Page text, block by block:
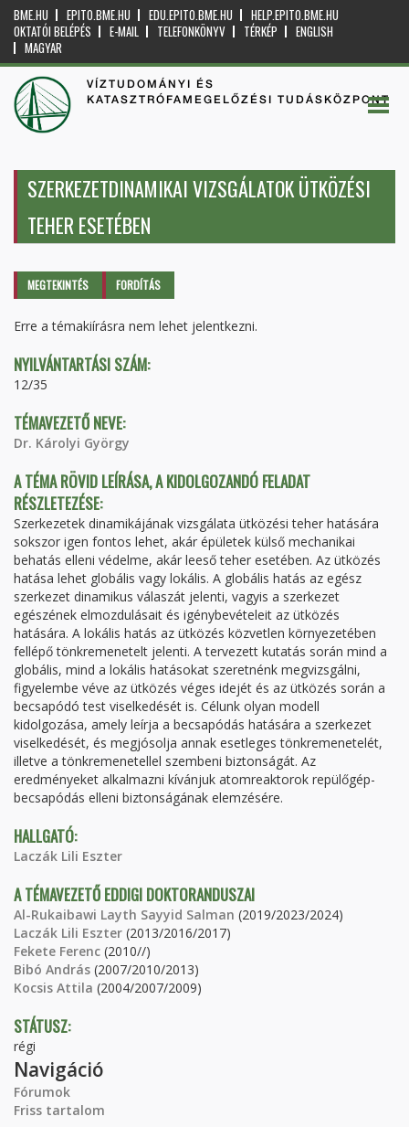
BME.HU EPITO.BME.HU EDU.EPITO.BME.HU
HELP.EPITO.BME.HU
OKTATÓI BELÉPÉS
E-MAIL TELEFONKÖNYV TÉRKÉP
ENGLISH
MAGYAR
VÍZTUDOMÁNYI ÉS
KATASZTRÓFAMEGELŐZÉSI TUDÁSKÖZPONT
SZERKEZETDINAMIKAI VIZSGÁLATOK ÜTKÖZÉSI
TEHER ESETÉBEN
Elsődleges fülek
MEGTEKINTÉS (AKTÍVFORDÍTÁS
Erre a témakiírásra nem lehet jelentkezni.
NYILVÁNTARTÁSI SZÁM:
12/35
TÉMAVEZETŐ NEVE:
Dr. Károlyi György
A TÉMA RÖVID LEÍRÁSA, A KIDOLGOZANDÓ FELADAT
RÉSZLETEZÉSE:
Szerkezetek dinamikájának vizsgálata ütközési teher hatására
sokszor igen fontos lehet, akár épületek külső mechanikai
behatás elleni védelme, akár leeső teher esetében. Az ütközés
hatása lehet globális vagy lokális. A globális hatás az egész
szerkezet dinamikus válaszát jelenti, vagyis a szerkezet
egészének elmozdulásait és igénybevételeit az ütközés
hatására. A lokális hatás az ütközés közvetlen környezetében
fellépő tönkremenetelt jelenti. A tervezett kutatás során mind a
globális, mind a lokális hatásokat szeretnénk megvizsgálni,
figyelembe véve az ütközés véges idejét és az ütközés során a
becsapódó test viselkedését is. Célunk olyan modell
kidolgozása, amely leírja a becsapódás hatására a szerkezet
viselkedését, és megjósolja annak esetleges tönkremenetelét,
illetve a tönkremenetellel szembeni biztonságát. Az
eredményeket alkalmazni kívánjuk atomreaktorok repülőgép-
becsapódás elleni biztonságának elemzésére.
HALLGATÓ:
Laczák Lili Eszter
A TÉMAVEZETŐ EDDIGI DOKTORANDUSZAI
Al-Rukaibawi Layth Sayyid Salman (2019/2023/2024)
Laczák Lili Eszter (2013/2016/2017)
Fekete Ferenc (2010//)
Bibó András (2007/2010/2013)
Kocsis Attila (2004/2007/2009)
STÁTUSZ:
régi
Navigáció
Fórumok
Friss tartalom